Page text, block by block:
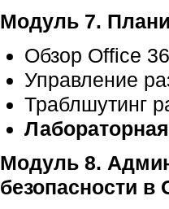
Модуль 7.
Обзор Office
Управление
Траблшутинг
Модуль 8.
безопасности в